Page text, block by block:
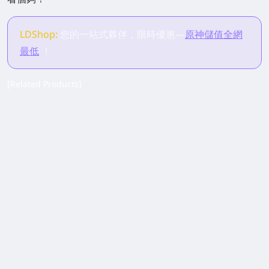
LDShop:
原神儲值全網
最低